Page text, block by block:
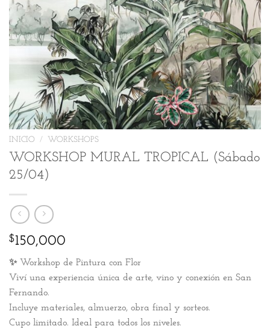
INICIO / WORKSHOPS
WORKSHOP MURAL TROPICAL (Sábado
25/04)
$150,000
✨ Workshop de Pintura con Flor
Viví una experiencia única de arte, vino y conexión en San
Fernando.
Incluye materiales, almuerzo, obra final y sorteos.
Cupo limitado. Ideal para todos los niveles.